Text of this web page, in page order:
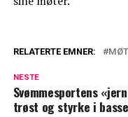
RELATERTE EMNER:
NESTE
Svømmesportens
trøst og styrke i